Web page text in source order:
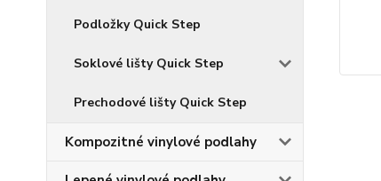
Podložky Quick Step
Soklové lišty Quick Step
Prechodové lišty Quick Step
Kompozitné vinylové podlahy